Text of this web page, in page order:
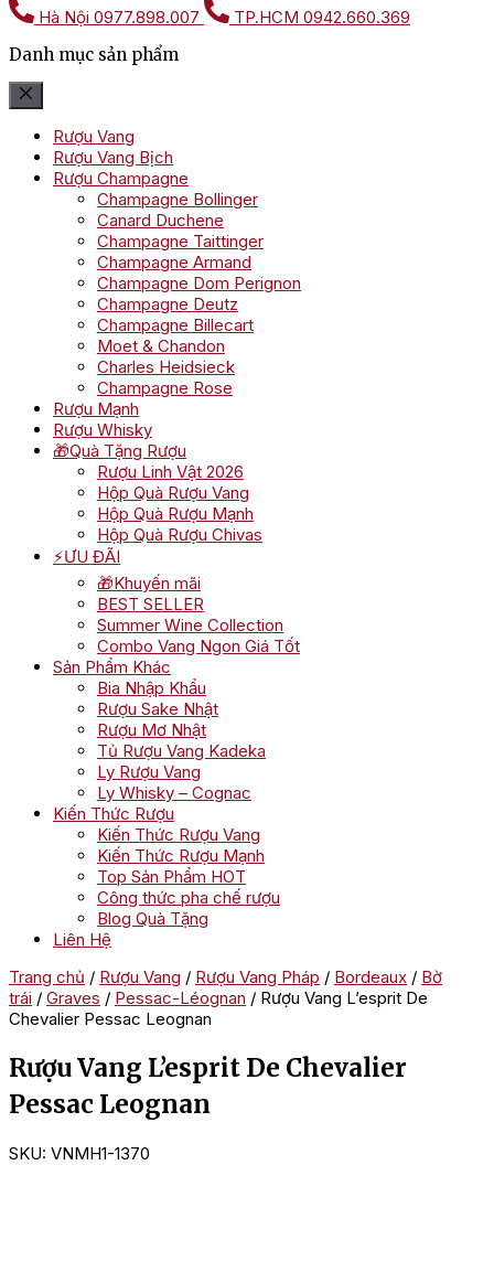
Hà Nội 0977.898.007 TP.HCM 0942.660.369
Danh mục sản phẩm
Rượu Vang
Rượu Vang Bịch
Rượu Champagne
Champagne Bollinger
Canard Duchene
Champagne Taittinger
Champagne Armand
Champagne Dom Perignon
Champagne Deutz
Champagne Billecart
Moet & Chandon
Charles Heidsieck
Champagne Rose
Rượu Mạnh
Rượu Whisky
🎁Quà Tặng Rượu
Rượu Linh Vật 2026
Hộp Quà Rượu Vang
Hộp Quà Rượu Mạnh
Hộp Quà Rượu Chivas
⚡ƯU ĐÃI
🎁Khuyến mãi
BEST SELLER
Summer Wine Collection
Combo Vang Ngon Giá Tốt
Sản Phẩm Khác
Bia Nhập Khẩu
Rượu Sake Nhật
Rượu Mơ Nhật
Tủ Rượu Vang Kadeka
Ly Rượu Vang
Ly Whisky – Cognac
Kiến Thức Rượu
Kiến Thức Rượu Vang
Kiến Thức Rượu Mạnh
Top Sản Phẩm HOT
Công thức pha chế rượu
Blog Quà Tặng
Liên Hệ
Trang chủ / Rượu Vang / Rượu Vang Pháp / Bordeaux / Bờ
trái / Graves / Pessac-Léognan / Rượu Vang L’esprit De
Chevalier Pessac Leognan
Rượu Vang L’esprit De Chevalier
Pessac Leognan
SKU: VNMH1-1370